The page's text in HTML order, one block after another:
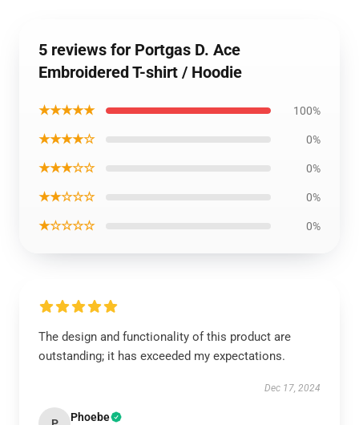
5 reviews for Portgas D. Ace
Embroidered T-shirt / Hoodie
★★★★★ 100%
★★★★☆ 0%
★★★☆☆ 0%
★★☆☆☆ 0%
★☆☆☆☆ 0%
The design and functionality of this product are
outstanding; it has exceeded my expectations.
Dec 17, 2024
Phoebe